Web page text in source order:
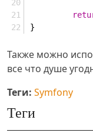
}
Также можно
все что душе
Теги: Symfony
Теги